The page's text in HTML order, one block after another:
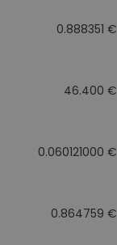
0.888351 €
46.400 €
0.060121000 €
0.864759 €